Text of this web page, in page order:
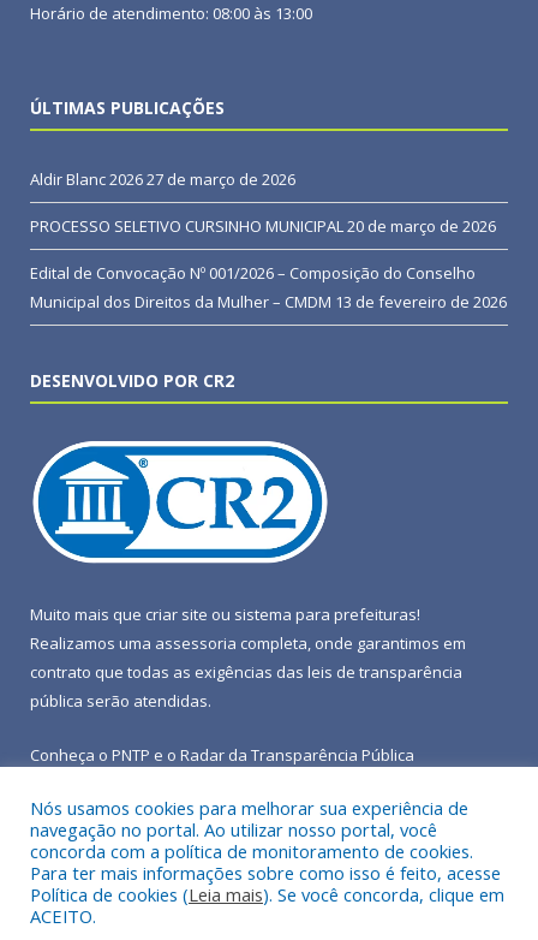
Horário de atendimento: 08:00 às 13:00
ÚLTIMAS PUBLICAÇÕES
Aldir Blanc 202627 de março de 2026
PROCESSO SELETIVO CURSINHO MUNICIPAL20 de março de 2026
Edital de Convocação Nº 001/2026 – Composição do Conselho
Municipal dos Direitos da Mulher – CMDM 13 de fevereiro de 2026
DESENVOLVIDO POR CR2
Muito mais que criar site ou sistema para prefeituras!
Realizamos uma assessoria completa, onde garantimos em
contrato que todas as exigências das leis de transparência
pública serão atendidas.
Conheça o PNTP e o Radar da Transparência Pública
Todos os direitos reservados a Prefeitura Municipal de Terra
Alta.
Nós usamos cookies para melhorar sua experiência de
navegação no portal. Ao utilizar nosso portal, você
concorda com a política de monitoramento de cookies.
Para ter mais informações sobre como isso é feito, acesse
Política de cookies (Leia mais). Se você concorda, clique em
ACEITO.